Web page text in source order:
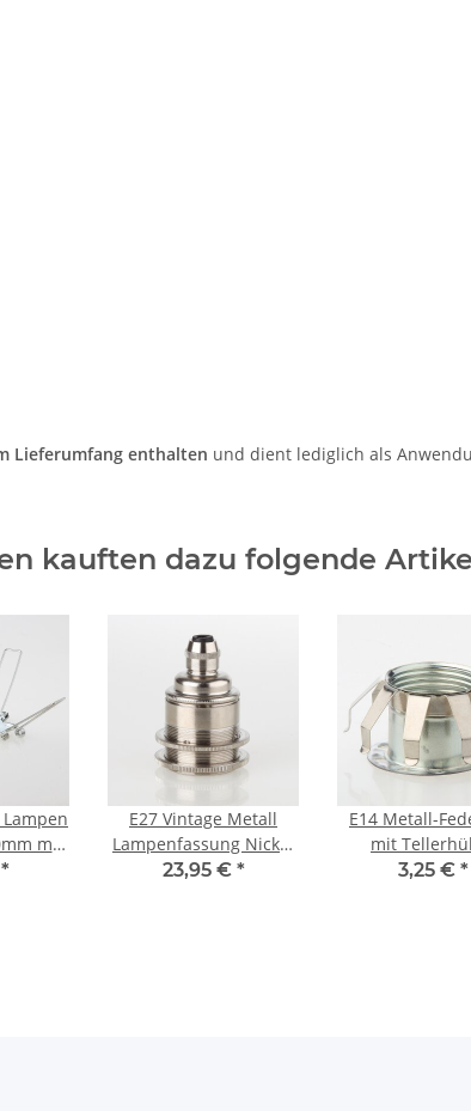
Lieferumfang enthalten und dient lediglich als
kauften dazu folgende
mit
alle
*
E27 Vintage Metall
Lampenfassung Nickel
matt mit Klemmnippel
23,95 € *
E14 Metall-
mit
verzinkt, für
3,25 € *